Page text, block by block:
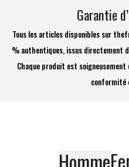
Garantie
Tous les articles disponibles sur
% authentiques, issus directement
Chaque produit est
conformité